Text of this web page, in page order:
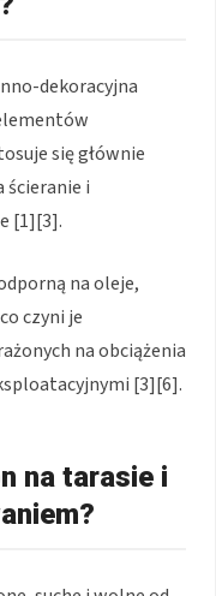
dekoracyjna
się głównie
ścieranie i
[1][3].
na oleje,
czyni je
na obciążenia
[3][6].
na tarasie i